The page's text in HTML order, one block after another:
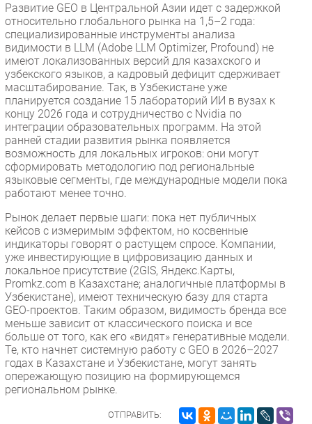
Развитие GEO в Центральной Азии идет с задержкой
относительно глобального рынка на 1,5–2 года:
специализированные инструменты анализа
видимости в LLM (Adobe LLM Optimizer, Profound) не
имеют локализованных версий для казахского и
узбекского языков, а кадровый дефицит сдерживает
масштабирование. Так, в Узбекистане уже
планируется создание 15 лабораторий ИИ в вузах к
концу 2026 года и сотрудничество с Nvidia по
интеграции образовательных программ. На этой
ранней стадии развития рынка появляется
возможность для локальных игроков: они могут
сформировать методологию под региональные
языковые сегменты, где международные модели пока
работают менее точно.
Рынок делает первые шаги: пока нет публичных
кейсов с измеримым эффектом, но косвенные
индикаторы говорят о растущем спросе. Компании,
уже инвестирующие в цифровизацию данных и
локальное присутствие (2GIS, Яндекс.Карты,
Promkz.com в Казахстане; аналогичные платформы в
Узбекистане), имеют техническую базу для старта
GEO-проектов. Таким образом, видимость бренда все
меньше зависит от классического поиска и все
больше от того, как его «видят» генеративные модели.
Те, кто начнет системную работу с GEO в 2026–2027
годах в Казахстане и Узбекистане, могут занять
опережающую позицию на формирующемся
региональном рынке.
ОТПРАВИТЬ: